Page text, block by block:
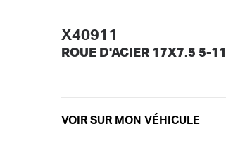
X40911
ROUE D'ACIER 17X7.5 5-
VOIR SUR MON VÉHICULE